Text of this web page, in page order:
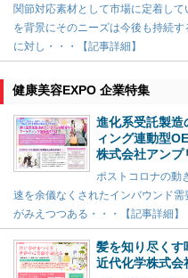
関節対応素材として市場に定着し
を背景にそのニーズは今後も持続
に対し・・・【記事詳細】
健康美容EXPO 企業特集
進化系受託製造
ィング連動型
株式会社アンプ
ポストコロナの動
速を余儀なくされたインバウンド
がみえつつある・・・【記事詳細】
髪を知り尽くす
近代化学株式会